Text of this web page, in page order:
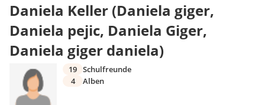
Daniela Keller (Daniela giger,
Daniela pejic, Daniela Giger,
Daniela giger daniela)
19 Schulfreunde
4
Alben